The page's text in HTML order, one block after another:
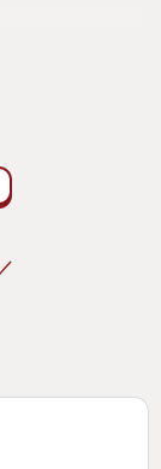
後の衝撃シ
」ぐらいに
くるのだけ
のギュスタ
やはやお恥